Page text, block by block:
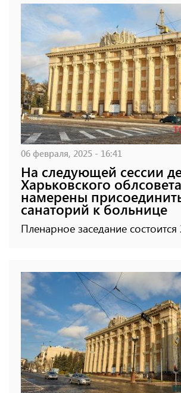
06 февраля, 2025 - 16:41
На следующей сессии
Харьковского облсовета
намерены
санаторий к больнице
Пленарное заседание